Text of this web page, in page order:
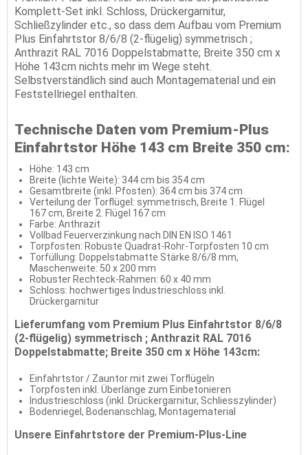
Komplett-Set inkl. Schloss, Drückergarnitur,
Schließzylinder etc., so dass dem Aufbau vom Premium
Plus Einfahrtstor 8/6/8 (2-flügelig) symmetrisch ;
Anthrazit RAL 7016 Doppelstabmatte; Breite 350 cm x
Höhe 143cm nichts mehr im Wege steht.
Selbstverständlich sind auch Montagematerial und ein
Feststellriegel enthalten.
Technische Daten vom Premium-Plus
Einfahrtstor Höhe 143 cm Breite 350 cm:
Höhe: 143 cm
Breite (lichte Weite): 344 cm bis 354 cm
Gesamtbreite (inkl. Pfosten): 364 cm bis 374 cm
Verteilung der Torflügel: symmetrisch, Breite 1. Flügel
167 cm, Breite 2. Flügel 167 cm
Farbe: Anthrazit
Vollbad Feuerverzinkung nach DIN EN ISO 1461
Torpfosten: Robuste Quadrat-Rohr-Torpfosten 10 cm
Torfüllung: Doppelstabmatte Stärke 8/6/8 mm,
Maschenweite: 50 x 200 mm
Robuster Rechteck-Rahmen: 60 x 40 mm
Schloss: hochwertiges Industrieschloss inkl.
Drückergarnitur
Lieferumfang vom Premium Plus Einfahrtstor 8/6/8
(2-flügelig) symmetrisch ; Anthrazit RAL 7016
Doppelstabmatte; Breite 350 cm x Höhe 143cm:
Einfahrtstor / Zauntor mit zwei Torflügeln
Torpfosten inkl. Überlänge zum Einbetonieren
Industrieschloss (inkl. Drückergarnitur, Schliesszylinder)
Bodenriegel, Bodenanschlag, Montagematerial
Unsere Einfahrtstore der Premium-Plus-Line